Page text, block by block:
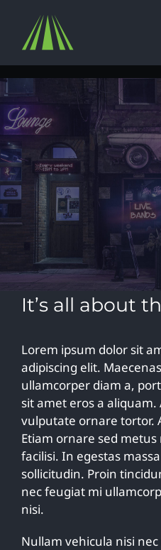
content
It’s all about
Lorem ipsum dolor sit
adipiscing elit.
ullamcorper diam a,
sit amet eros a
vulputate ornare tortor.
Etiam ornare sed
facilisi. In egestas
sollicitudin. Proin
nec feugiat mi
nisi.
Nullam vehicula nisi